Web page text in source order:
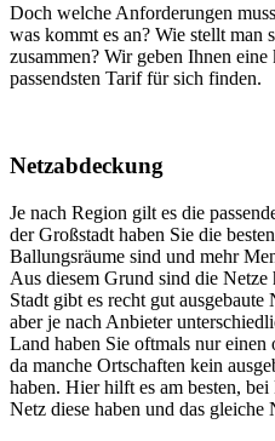
Doch welche Anforderungen
was kommt es an? Wie stellt man
zusammen? Wir geben Ihnen
passendsten Tarif für sich finden.
Netzabdeckung
Je nach Region gilt es die
der Großstadt haben Sie die
Ballungsräume sind und mehr
Aus diesem Grund sind die Netze
Stadt gibt es recht gut
aber je nach Anbieter
Land haben Sie oftmals nur
da manche Ortschaften kein
haben. Hier hilft es am besten,
Netz diese haben und das gleiche